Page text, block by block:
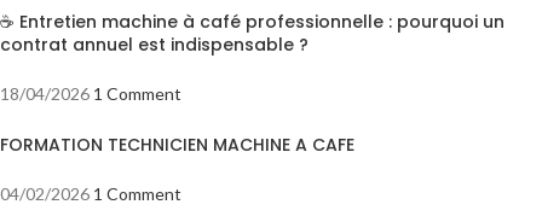
☕ Entretien machine à café professionnelle : pourquoi un
contrat annuel est indispensable ?
18/04/2026 1 Comment
FORMATION TECHNICIEN MACHINE A CAFE
04/02/2026 1 Comment